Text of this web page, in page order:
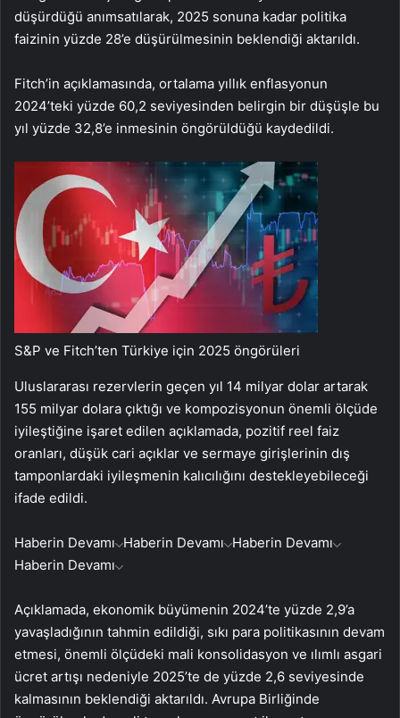
düşürdüğü anımsatılarak, 2025 sonuna kadar politika
faizinin yüzde 28’e düşürülmesinin beklendiği aktarıldı.
Fitch’in açıklamasında, ortalama yıllık enflasyonun
2024’teki yüzde 60,2 seviyesinden belirgin bir düşüşle bu
yıl yüzde 32,8’e inmesinin öngörüldüğü kaydedildi.
S&P ve Fitch’ten Türkiye için 2025 öngörüleri
Uluslararası rezervlerin geçen yıl 14 milyar dolar artarak
155 milyar dolara çıktığı ve kompozisyonun önemli ölçüde
iyileştiğine işaret edilen açıklamada, pozitif reel faiz
oranları, düşük cari açıklar ve sermaye girişlerinin dış
tamponlardaki iyileşmenin kalıcılığını destekleyebileceği
ifade edildi.
Haberin Devamı Haberin Devamı Haberin Devamı
Haberin Devamı
Açıklamada, ekonomik büyümenin 2024’te yüzde 2,9’a
yavaşladığının tahmin edildiği, sıkı para politikasının devam
etmesi, önemli ölçüdeki mali konsolidasyon ve ılımlı asgari
ücret artışı nedeniyle 2025’te de yüzde 2,6 seviyesinde
kalmasının beklendiği aktarıldı. Avrupa Birliğinde